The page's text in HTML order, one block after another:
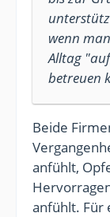
wenn
Alltag
betreuen
Beide
anfühlt,
anfühlt. Für